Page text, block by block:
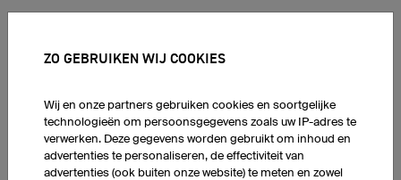
SPORTRUGZAK
Sportrugzak Premium
Zelf te ontwerpen
Robuuste, high-tech stof
Sleutelvakje met ritssluiting
ZO GEBRUIKEN WIJ COOKIES
Wij en onze partners gebruiken cookies en soortgelijke
technologieën om persoonsgegevens zoals uw IP-adres te
verwerken. Deze gegevens worden gebruikt om inhoud en
advertenties te personaliseren, de effectiviteit van
advertenties (ook buiten onze website) te meten en zowel